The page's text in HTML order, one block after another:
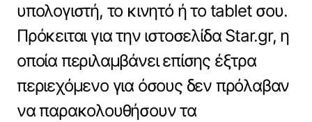
υπολογιστή, το κινητό ή το tablet σου.
Πρόκειται για την ιστοσελίδα Star.gr, η
οποία περιλαμβάνει επίσης έξτρα
περιεχόμενο για όσους δεν πρόλαβαν
να παρακολουθήσουν τα